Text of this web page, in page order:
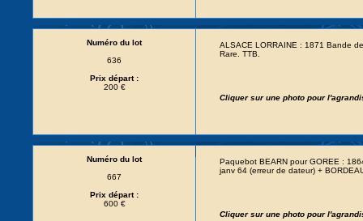
Numéro du lot
636
Prix départ :
200 €
ALSACE LORRAINE : 1871 Bande
Rare. TTB.
Cliquer sur une photo pour
Numéro du lot
667
Prix départ :
600 €
Paquebot BEARN pour GOREE :
janv 64 (erreur de dateur) +
Cliquer sur une photo pour